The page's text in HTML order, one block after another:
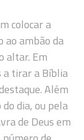
colocar a
ao ambão da
altar. Em
a tirar a Bíblia
Além
dia, ou pela
de Deus em